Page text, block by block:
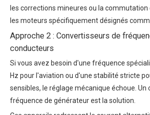
les corrections mineures ou la
les moteurs spécifiquement désignés
Approche 2 : Convertisseurs de
conducteurs
Si vous avez besoin d'une fréquence
Hz pour l'aviation ou d'une stabilité stricte
sensibles, le réglage mécanique échoue. Un
fréquence de générateurest la solution.